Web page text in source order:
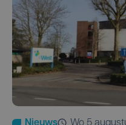
Nieuws
wo 5